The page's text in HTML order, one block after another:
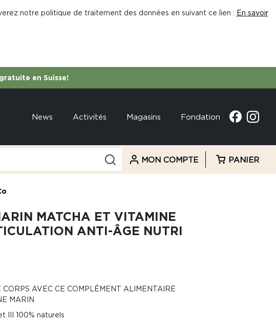
notre politique de traitement des données en suivant ce lien : En savoir
en Suisse!
News Activités Magasins Fondation
MON COMPTE PANIER
MATCHA ET VITAMINE
ANTI-ÂGE NUTRI
AVEC CE COMPLÉMENT ALIMENTAIRE
MARIN
III 100% naturels